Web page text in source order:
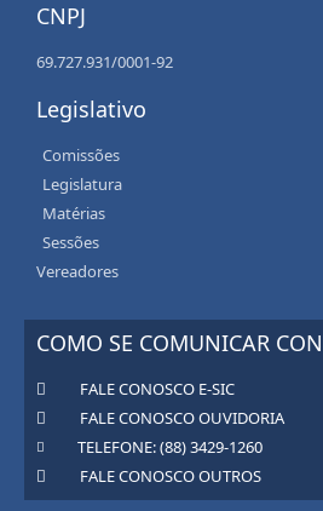
CNPJ
69.727.931/0001-92
Legislativo
Comissões
Legislatura
Matérias
Sessões
Vereadores
COMO SE COMUNICAR
FALE CONOSCO E-SIC
FALE CONOSCO OUVIDORIA
TELEFONE: (88) 3429-1260
FALE CONOSCO OUTROS